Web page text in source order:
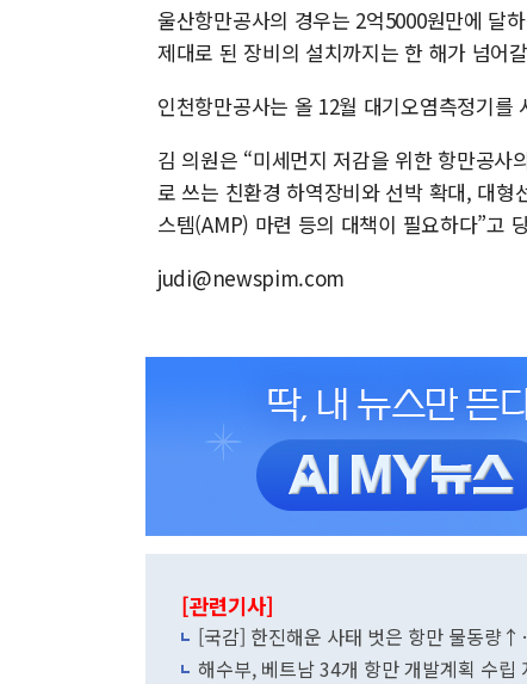
울산항만공사의 경우는 2억5000원만에 달
제대로 된 장비의 설치까지는 한 해가 넘어
인천항만공사는 올 12월 대기오염측정기를
김 의원은 “미세먼지 저감을 위한 항만공
로 쓰는 친환경 하역장비와 선박 확대, 대
스템(AMP) 마련 등의 대책이 필요하다”고
judi@newspim.com
[관련기사]
[국감] 한진해운 사태 벗은 항만 물동량
해수부, 베트남 34개 항만 개발계획 수립